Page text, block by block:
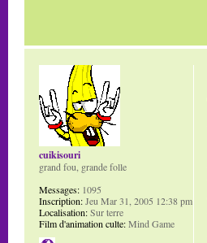
cuikisouri
grand fou, grande folle
Messages: 1095
Inscription:Jeu Mar 31, 2005 12:38 pm
Localisation:Sur terre
Film d'animation culte:Mind Game